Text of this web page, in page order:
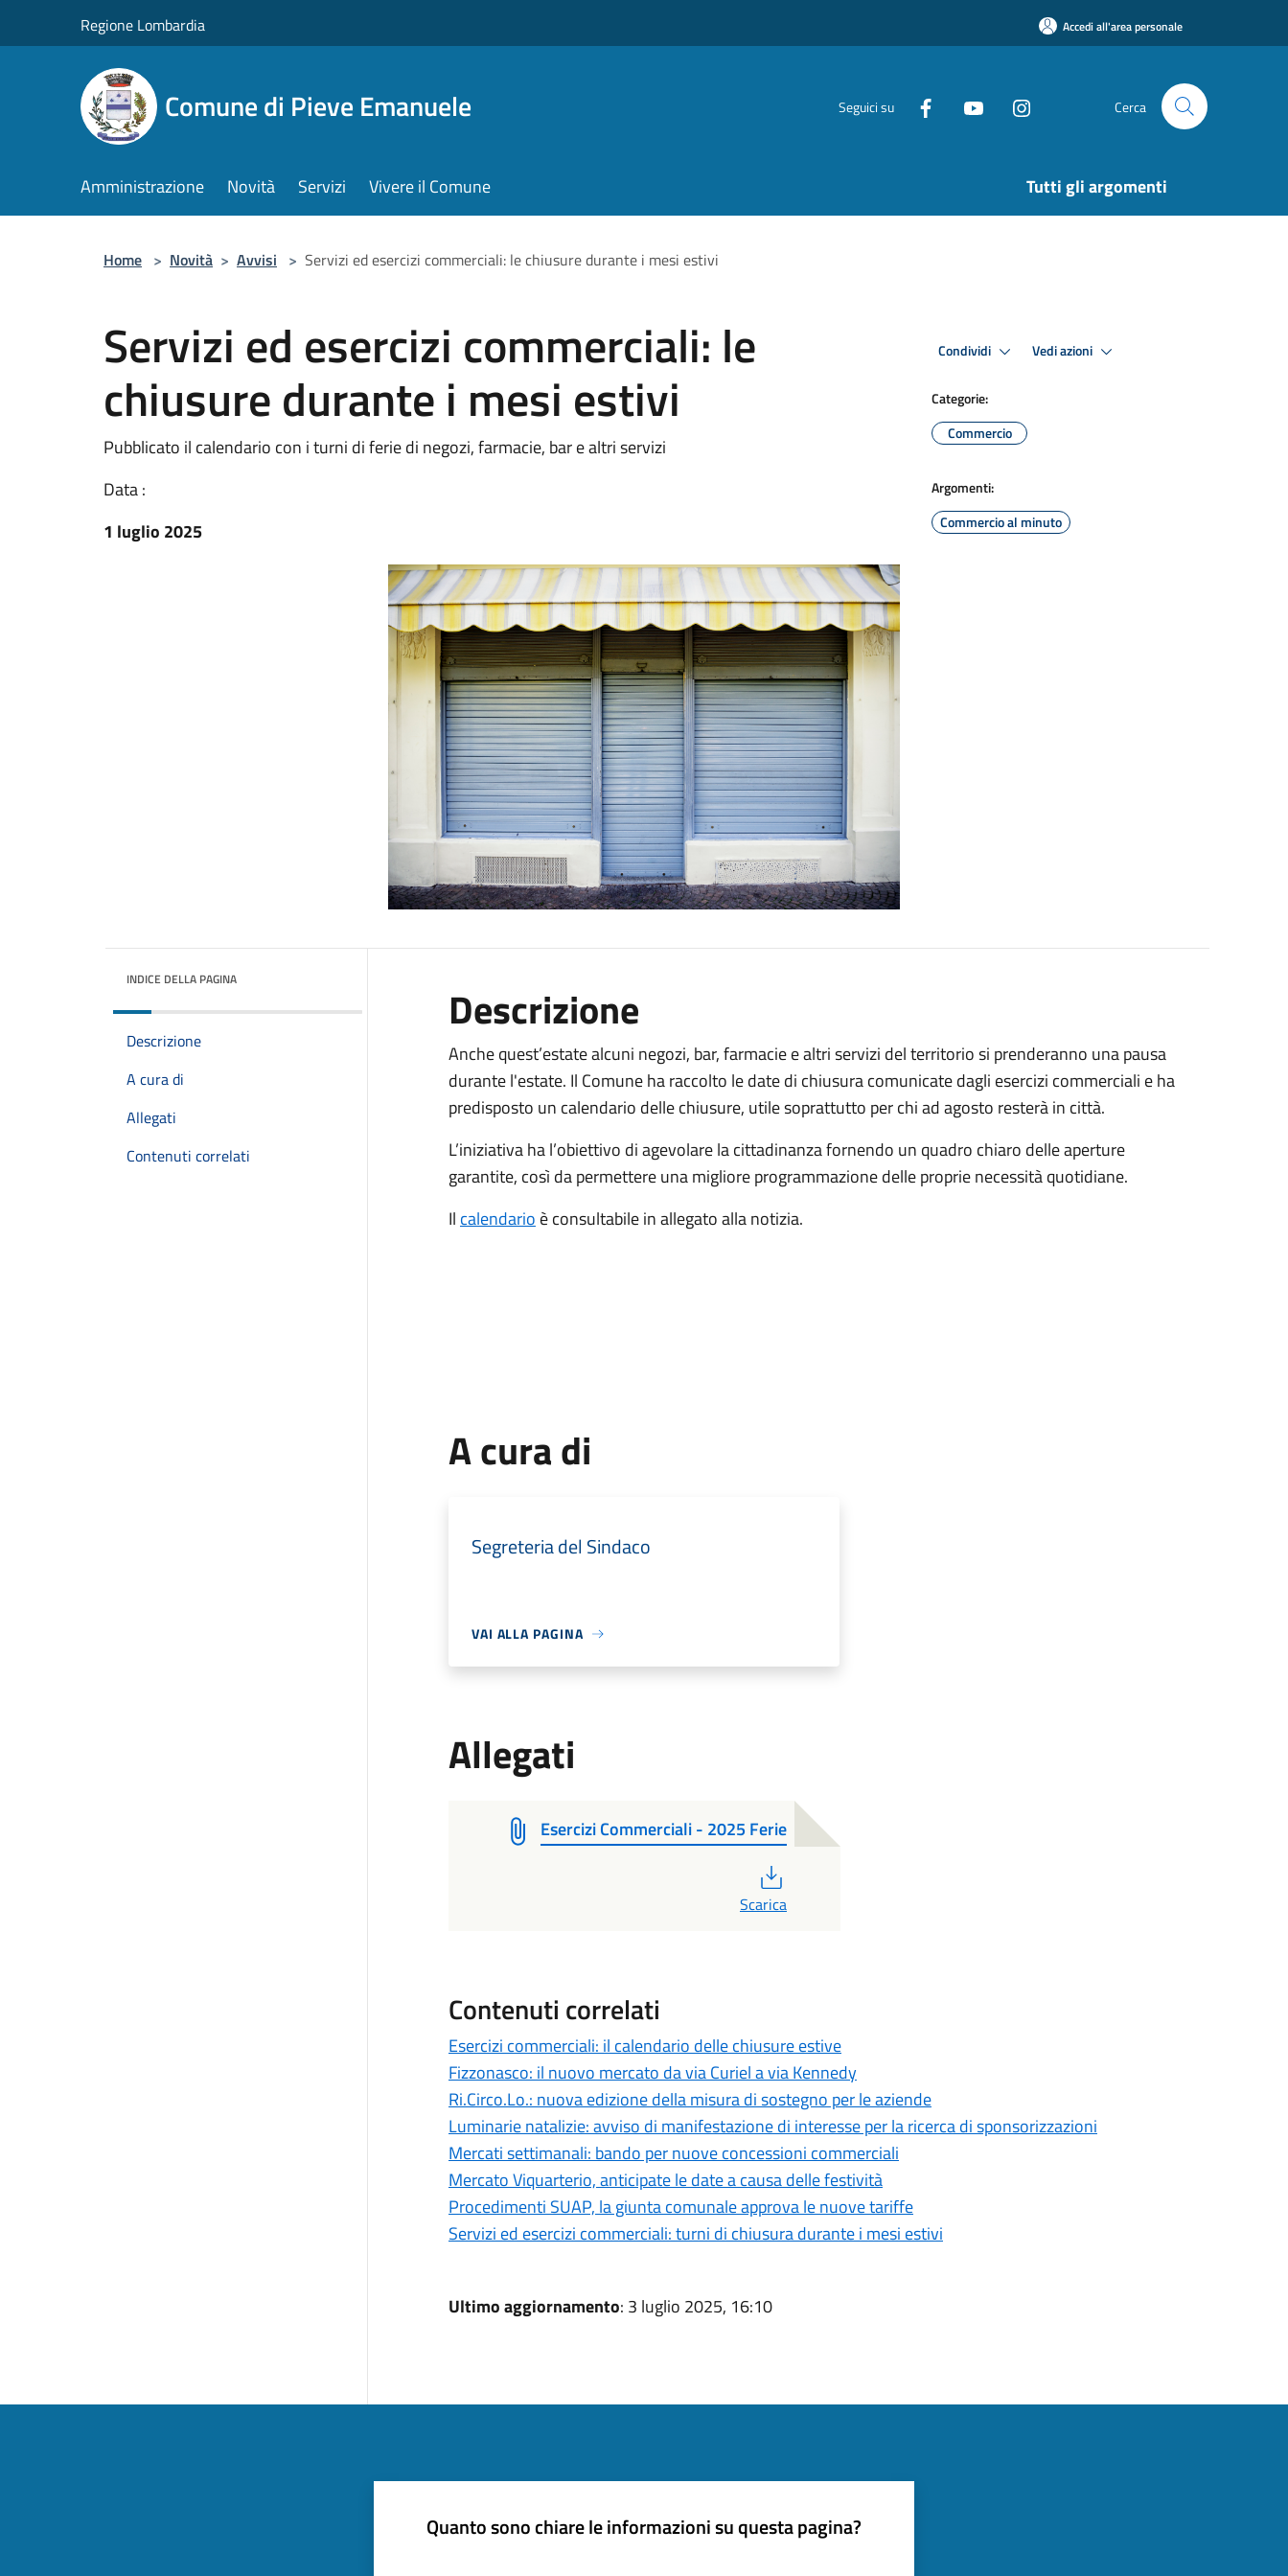
Regione Lombardia Accedi all'area personale
Comune di Pieve Emanuele Seguici su Cerca
Amministrazione Novità Servizi Vivere il Comune Tutti gli argomenti
Home > Novità > Avvisi > Servizi ed esercizi commerciali: le chiusure durante i mesi estivi
Servizi ed esercizi commerciali: le
chiusure durante i mesi estivi
Pubblicato il calendario con i turni di ferie di negozi, farmacie, bar e altri servizi
Data :
1 luglio 2025
Condividi Vedi azioni
Categorie:
Commercio
Argomenti:
Commercio al minuto
INDICE DELLA PAGINA
Descrizione
A cura di
Allegati
Contenuti correlati
Descrizione
Anche quest’estate alcuni negozi, bar, farmacie e altri servizi del territorio si prenderanno una pausa
durante l'estate. Il Comune ha raccolto le date di chiusura comunicate dagli esercizi commerciali e ha
predisposto un calendario delle chiusure, utile soprattutto per chi ad agosto resterà in città.
L’iniziativa ha l’obiettivo di agevolare la cittadinanza fornendo un quadro chiaro delle aperture
garantite, così da permettere una migliore programmazione delle proprie necessità quotidiane.
Il calendario è consultabile in allegato alla notizia.
A cura di
Segreteria del Sindaco
VAI ALLA PAGINA
Allegati
Esercizi Commerciali - 2025 Ferie
Scarica
Contenuti correlati
Esercizi commerciali: il calendario delle chiusure estive
Fizzonasco: il nuovo mercato da via Curiel a via Kennedy
Ri.Circo.Lo.: nuova edizione della misura di sostegno per le aziende
Luminarie natalizie: avviso di manifestazione di interesse per la ricerca di sponsorizzazioni
Mercati settimanali: bando per nuove concessioni commerciali
Mercato Viquarterio, anticipate le date a causa delle festività
Procedimenti SUAP, la giunta comunale approva le nuove tariffe
Servizi ed esercizi commerciali: turni di chiusura durante i mesi estivi
Ultimo aggiornamento: 3 luglio 2025, 16:10
Quanto sono chiare le informazioni su questa pagina?